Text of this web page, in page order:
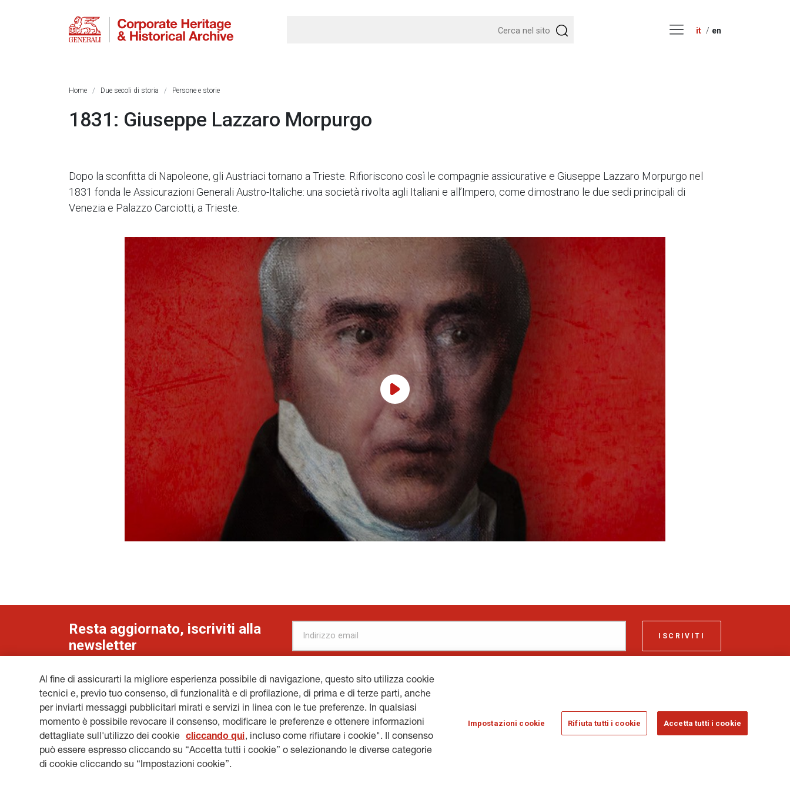
it en
Home Due secoli di storia Persone e storie
1831: Giuseppe Lazzaro Morpurgo
Dopo la sconfitta di Napoleone, gli Austriaci tornano a Trieste. Rifioriscono così le compagnie assicurative e Giuseppe Lazzaro Morpurgo nel
1831 fonda le Assicurazioni Generali Austro-Italiche: una società rivolta agli Italiani e all’Impero, come dimostrano le due sedi principali di
Venezia e Palazzo Carciotti, a Trieste.
Resta aggiornato, iscriviti alla
newsletter
ISCRIVITI
NOTE LEGALI COOKIES PRIVACY & GDPR GENERALI.COM
HERITAGE@GENERALI.COM
© ASSICURAZIONI GENERALI S.P.A. - VAT 01333550323
Al fine di assicurarti la migliore esperienza possibile di navigazione, questo sito utilizza cookie
tecnici e, previo tuo consenso, di funzionalità e di profilazione, di prima e di terze parti, anche
per inviarti messaggi pubblicitari mirati e servizi in linea con le tue preferenze. In qualsiasi
momento è possibile revocare il consenso, modificare le preferenze e ottenere informazioni
dettagliate sull'utilizzo dei cookie
cliccando qui, incluso come rifiutare i cookie". Il consenso
può essere espresso cliccando su “Accetta tutti i cookie” o selezionando le diverse categorie
di cookie cliccando su “Impostazioni cookie”.
Impostazioni cookie Rifiuta tutti i cookie Accetta tutti i cookie